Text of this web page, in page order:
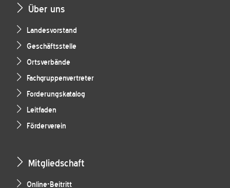
Über uns
Landesvorstand
Geschäftsstelle
Ortsverbände
Fachgruppenvertreter
Forderungskatalog
Leitfaden
Förderverein
Mitgliedschaft
Online-Beitritt